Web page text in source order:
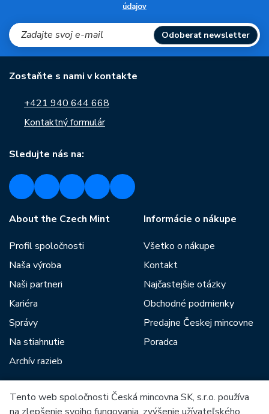
údajov
Odoberať newsletter
Zostaňte s nami v kontakte
+421 940 644 668
Kontaktný formulár
Sledujte nás na:
About the Czech Mint
Profil spoločnosti
Naša výroba
Naši partneri
Kariéra
Správy
Na stiahnutie
Archív razieb
Informácie o nákupe
Všetko o nákupe
Kontakt
Najčastejšie otázky
Obchodné podmienky
Predajne Českej mincovne
Poradca
Medzi našich partnerov patria:
Tento web spoločnosti Česká mincovna SK, s.r.o. používa